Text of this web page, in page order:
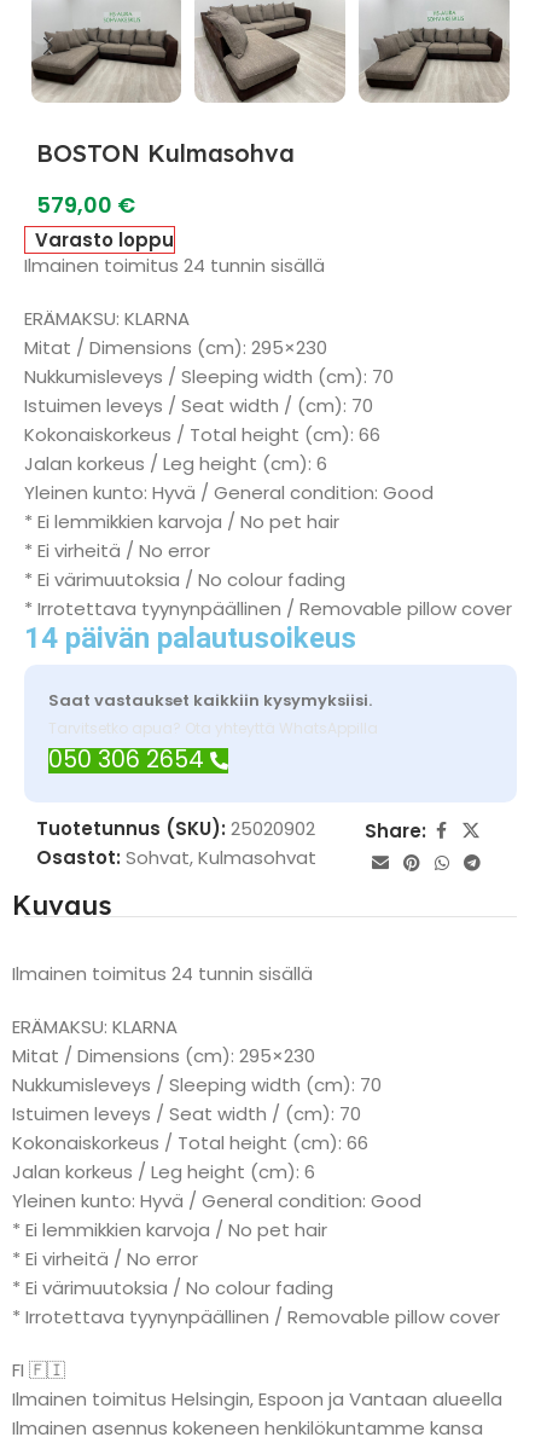
BOSTON Kulmasohva
579,00 €
Varasto loppu
Ilmainen toimitus 24 tunnin sisällä
ERÄMAKSU: KLARNA
Mitat / Dimensions (cm): 295×230
Nukkumisleveys / Sleeping width (cm): 70
Istuimen leveys / Seat width / (cm): 70
Kokonaiskorkeus / Total height (cm): 66
Jalan korkeus / Leg height (cm): 6
Yleinen kunto: Hyvä / General condition: Good
* Ei lemmikkien karvoja / No pet hair
* Ei virheitä / No error
* Ei värimuutoksia / No colour fading
* Irrotettava tyynynpäällinen / Removable pillow cover
14 päivän palautusoikeus
Saat vastaukset kaikkiin kysymyksiisi.
Tarvitsetko apua? Ota yhteyttä WhatsAppilla
050 306 2654
Tuotetunnus (SKU): 25020902
Osastot: Sohvat,Kulmasohvat
Share:
Kuvaus
Ilmainen toimitus 24 tunnin sisällä
ERÄMAKSU: KLARNA
Mitat / Dimensions (cm): 295×230
Nukkumisleveys / Sleeping width (cm): 70
Istuimen leveys / Seat width / (cm): 70
Kokonaiskorkeus / Total height (cm): 66
Jalan korkeus / Leg height (cm): 6
Yleinen kunto: Hyvä / General condition: Good
* Ei lemmikkien karvoja / No pet hair
* Ei virheitä / No error
* Ei värimuutoksia / No colour fading
* Irrotettava tyynynpäällinen / Removable pillow cover
FI 🇫🇮
Ilmainen toimitus Helsingin, Espoon ja Vantaan alueella
Ilmainen asennus kokeneen henkilökuntamme kansa